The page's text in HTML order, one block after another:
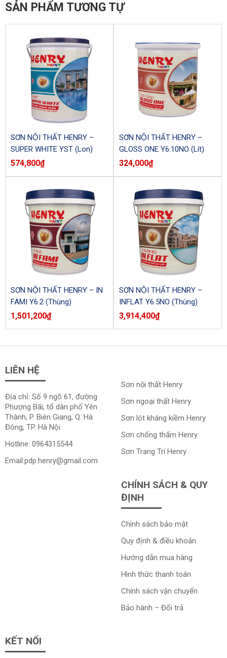
SẢN PHẨM TƯƠNG TỰ
SƠN NỘI THẤT HENRY –
SUPER WHITE YST (Lon)
574,800₫
SƠN NỘI THẤT HENRY –
GLOSS ONE Y6.10NO (Lít)
324,000₫
SƠN NỘI THẤT HENRY – IN
FAMI Y6.2 (Thùng)
1,501,200₫
SƠN NỘI THẤT HENRY –
INFLAT Y6.5NO (Thùng)
3,914,400₫
LIÊN HỆ
Địa chỉ: Số 9 ngõ 61, đường
Phượng Bãi, tổ dân phố Yên
Thành, P. Biên Giang, Q. Hà
Đông, TP. Hà Nội
Hotline: 0964315544
Email:pdp.henry@gmail.com
Sơn nội thất Henry
Sơn ngoại thất Henry
Sơn lót kháng kiềm Henry
Sơn chống thấm Henry
Sơn Trang Trí Henry
CHÍNH SÁCH & QUY
ĐỊNH
Chính sách bảo mật
Quy định & điều khoản
Hướng dẫn mua hàng
Hình thức thanh toán
Chính sách vận chuyển
Bảo hành – Đổi trả
KẾT NỐI